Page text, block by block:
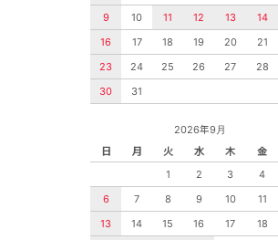
9
10 11 12 13 14
16
17 18 19 20 21
23
24 25 26 27 28
30
31
2026年9月
日
月 火 水 木 金
1
2 3 4
6
7 8 9 10 11
13
14 15 16 17 18